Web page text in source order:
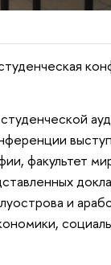
факультет
и